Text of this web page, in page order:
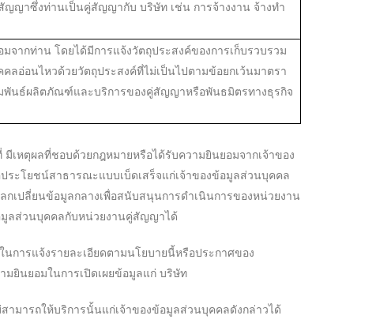
ญาซึ่งท่านเป็นคู่สัญญากับ บริษัท เช่น การจ้างงาน จ้างทำ
ากท่าน โดยได้มีการแจ้งวัตถุประสงค์ของการเก็บรวบรวม
อ่อนไหวด้วยวัตถุประสงค์ที่ไม่เป็นไปตามข้อยกเว้นมาตรา
พันธ์ผลิตภัณฑ์และบริการของคู่สัญญาหรือพันธมิตรทางธุรกิจ
หตุผลที่ชอบด้วยกฎหมายหรือได้รับความยินยอมจากเจ้าของ
ระโยชน์สาธารณะแบบเบ็ดเสร็จแก่เจ้าของข้อมูลส่วนบุคคล
เปลี่ยนข้อมูลกลางเพื่อสนับสนุนการดำเนินการของหน่วยงาน
มูลส่วนบุคคลกับหน่วยงานคู่สัญญาได้
ารแจ้งรายละเอียดตามนโยบายนี้หรือประกาศของ
ยินยอมในการเปิดเผยข้อมูลแก่ บริษัท
มารถให้บริการนั้นแก่เจ้าของข้อมูลส่วนบุคคลดังกล่าวได้